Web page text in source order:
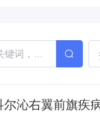
沁右翼前旗